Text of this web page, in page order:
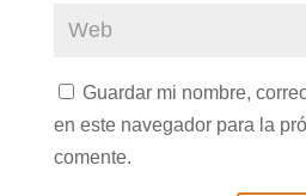
Guardar mi nombre,
en este navegador para la
comente.